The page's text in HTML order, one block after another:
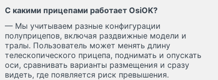
С какими прицепами работает OsiOK?
— Мы учитываем разные конфигурации
полуприцепов, включая раздвижные модели и
тралы. Пользователь может менять длину
телескопического прицепа, поднимать и опускать
оси, сравнивать варианты размещения и сразу
видеть, где появляется риск превышения.